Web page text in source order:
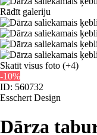
Rādīt galeriju
Skatīt visus foto (+4)
-10%
ID: 560732
Esschert Design
Dārza